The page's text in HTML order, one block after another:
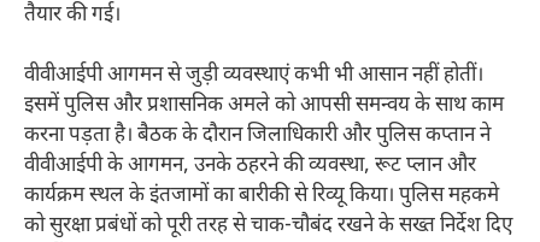
तैयार की गई।
वीवीआईपी आगमन से जुड़ी व्यवस्थाएं कभी भी आसान नहीं होतीं।
इसमें पुलिस और प्रशासनिक अमले को आपसी समन्वय के साथ काम
करना पड़ता है। बैठक के दौरान जिलाधिकारी और पुलिस कप्तान ने
वीवीआईपी के आगमन, उनके ठहरने की व्यवस्था, रूट प्लान और
कार्यक्रम स्थल के इंतजामों का बारीकी से रिव्यू किया। पुलिस महकमे
को सुरक्षा प्रबंधों को पूरी तरह से चाक-चौबंद रखने के सख्त निर्देश दिए